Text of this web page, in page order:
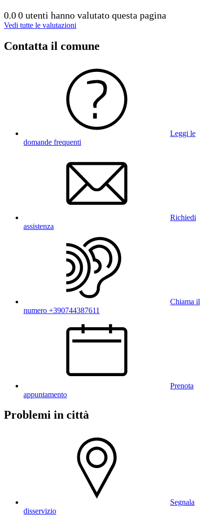
0.00 utenti hanno valutato questa pagina
Vedi tutte le valutazioni
Contatta il comune
Leggi le
domande frequenti
Richiedi
assistenza
Chiama il
numero +390744387611
Prenota
appuntamento
Problemi in città
Segnala
disservizio